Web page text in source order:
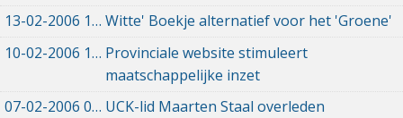
13-02-2006 13-02-2006 00:00
Witte' Boekje alternatief voor het 'Groene'
10-02-2006 10-02-2006 00:00
Provinciale website stimuleert
maatschappelijke inzet
07-02-2006 07-02-2006 00:00
UCK-lid Maarten Staal overleden